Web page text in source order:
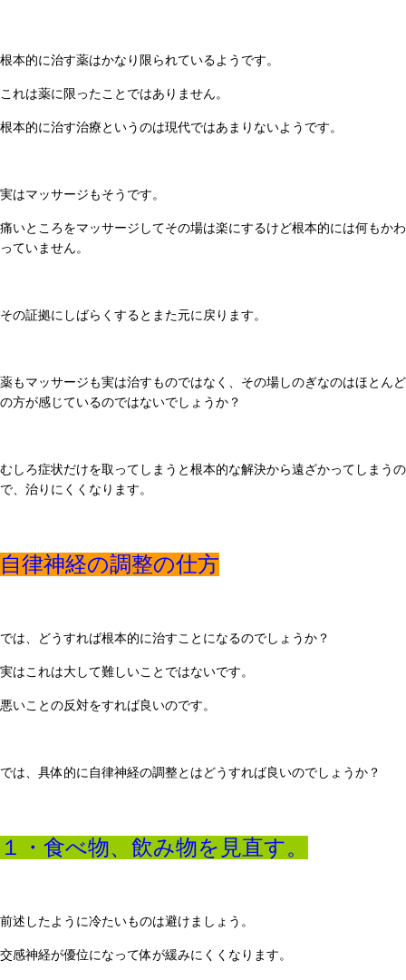
根本的に治す薬はかなり限られているようです。
これは薬に限ったことではありません。
根本的に治す治療というのは現代ではあまりないようです。
実はマッサージもそうです。
痛いところをマッサージしてその場は楽にするけど根本的には何もかわ
っていません。
その証拠にしばらくするとまた元に戻ります。
薬もマッサージも実は治すものではなく、その場しのぎなのはほとんど
の方が感じているのではないでしょうか？
むしろ症状だけを取ってしまうと根本的な解決から遠ざかってしまうの
で、治りにくくなります。
自律神経の調整の仕方
では、どうすれば根本的に治すことになるのでしょうか？
実はこれは大して難しいことではないです。
悪いことの反対をすれば良いのです。
では、具体的に自律神経の調整とはどうすれば良いのでしょうか？
１・食べ物、飲み物を見直す。
前述したように冷たいものは避けましょう。
交感神経が優位になって体が緩みにくくなります。